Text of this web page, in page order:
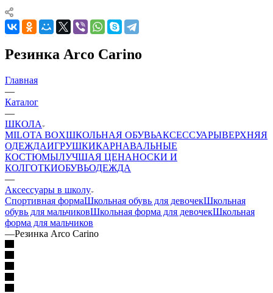
Резинка Arco Carino
Главная
—
Каталог
—
ШКОЛА
MILOTA BOXШКОЛЬНАЯ ОБУВЬАКСЕССУАРЫВЕРХНЯЯ
ОДЕЖДАИГРУШКИКАРНАВАЛЬНЫЕ
КОСТЮМЫЛУЧШАЯ ЦЕНАНОСКИ И
КОЛГОТКИОБУВЬОДЕЖДА
—
Аксессуары в школу
Спортивная формаШкольная обувь для девочекШкольная
обувь для мальчиковШкольная форма для девочекШкольная
форма для мальчиков
—Резинка Arco Carino